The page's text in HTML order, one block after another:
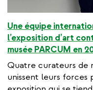
Une équipe
l’exposition d’art
musée PARCUM en
Quatre curateurs de
unissent leurs